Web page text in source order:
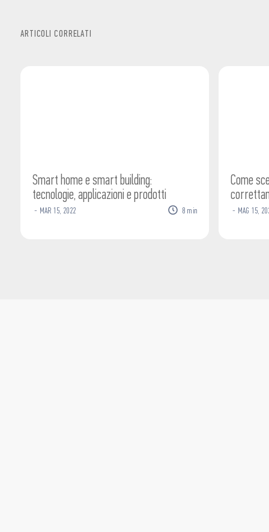
ARTICOLI CORRELATI
Smart home e smart building:
tecnologie, applicazioni e prodotti
- MAR 15, 2022 8 min
Come
- MAG 15,